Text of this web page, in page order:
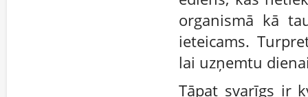
organismā kā
ieteicams.
lai uzņemtu
Tāpat svarīgs ir